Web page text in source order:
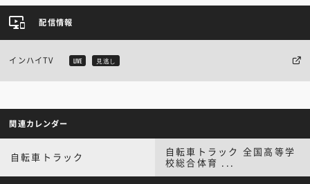
配信情報
インハイTV LIVE 見逃し
関連カレンダー
自転車トラック
自転車トラック 全国高等学
校総合体育 ...